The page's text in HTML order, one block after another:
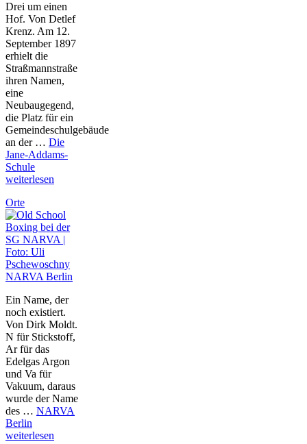
Drei um einen
Hof. Von Detlef
Krenz. Am 12.
September 1897
erhielt die
Straßmannstraße
ihren Namen,
eine
Neubaugegend,
die Platz für ein
Gemeindeschulgebäude
an der … Die
Jane-Addams-
Schule
weiterlesen
Orte
NARVA Berlin
Ein Name, der
noch existiert.
Von Dirk Moldt.
N für Stickstoff,
Ar für das
Edelgas Argon
und Va für
Vakuum, daraus
wurde der Name
des … NARVA
Berlin
weiterlesen